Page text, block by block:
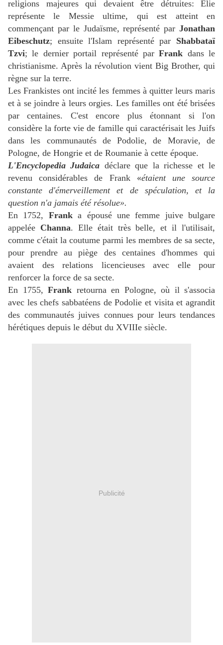
religions majeures qui devaient être détruites: Elie
représente le Messie ultime, qui est atteint en
commençant par le Judaïsme, représenté par Jonathan
Eibeschutz; ensuite l'Islam représenté par Shabbataï
Tzvi; le dernier portail représenté parFrank dans le
christianisme. Après la révolution vient Big Brother, qui
règne sur la terre.
Les Frankistes ont incité les femmes à quitter leurs maris
et à se joindre à leurs orgies. Les familles ont été brisées
par centaines. C'est encore plus étonnant si l'on
considère la forte vie de famille qui caractérisait les Juifs
dans les communautés de Podolie, de Moravie, de
Pologne, de Hongrie et de Roumanie à cette époque.
L'Encyclopedia Judaica déclare que la richesse et le
revenu considérables de Frank «étaient une source
constante d'émerveillement et de spéculation, et la
question n'a jamais été résolue».
En 1752, Franka épousé une femme juive bulgare
appelée Channa. Elle était très belle, et il l'utilisait,
comme c'était la coutume parmi les membres de sa secte,
pour prendre au piège des centaines d'hommes qui
avaient des relations licencieuses avec elle pour
renforcer la force de sa secte.
En 1755, Frank retourna en Pologne, où il s'associa
avec les chefs sabbatéens de Podolie et visita et agrandit
des communautés juives connues pour leurs tendances
hérétiques depuis le début du XVIIIe siècle.
Publicité